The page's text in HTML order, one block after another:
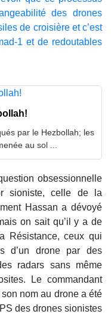
des drones
de croisière et c’est
1 et de redoutables
par le Hezbollah; les
au sol ...
obsessionnelle
sioniste, celle de la
Hassan a dévoyé
on sait qu’il y a de
Résistance, ceux qui
d’un drone par des
radars sans même
Le commandant
nom au drone a été
des drones sionistes